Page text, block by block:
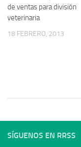
de ventas para división
veterinaria
18 FEBRERO, 2013
SÍGUENOS EN RRSS